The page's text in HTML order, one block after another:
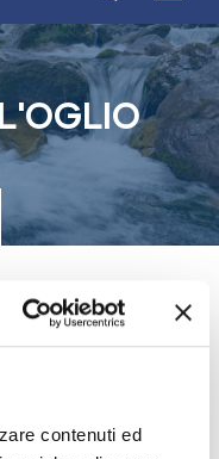
contenuti ed
2024